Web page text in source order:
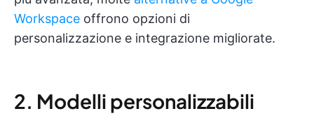
Workspace offrono opzioni di
personalizzazione e integrazione migliorate.
2. Modelli personalizzabili